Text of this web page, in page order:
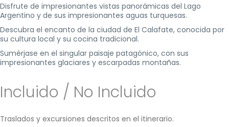
Disfrute de impresionantes vistas panorámicas del Lago
Argentino y de sus impresionantes aguas turquesas.
Descubra el encanto de la ciudad de El Calafate, conocida por
su cultura local y su cocina tradicional.
Sumérjase en el singular paisaje patagónico, con sus
impresionantes glaciares y escarpadas montañas.
Incluido / No Incluido
Traslados y excursiones descritos en el itinerario.